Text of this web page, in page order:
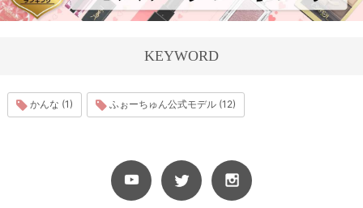
KEYWORD
かんな (1) ふぉーちゅん公式モデル (12)